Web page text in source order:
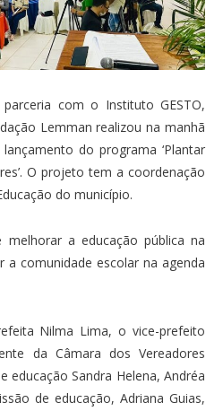
com o Instituto GESTO,
Lemman realizou na manhã
do programa ‘Plantar
O projeto tem a coordenação
do município.
a educação pública na
a comunidade escolar na agenda
Nilma Lima, o vice-prefeito
da Câmara dos Vereadores
educação Sandra Helena, Andréa
de educação, Adriana Guias,